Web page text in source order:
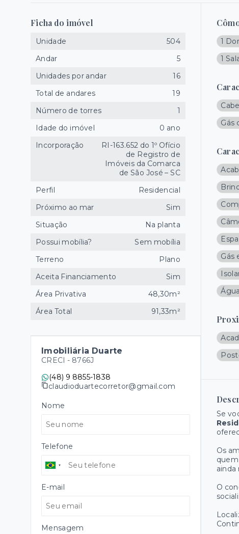
1
1
Gás
Gás
Se
Os
ainda
O
Ficha do imóvel
Unidade
504
Andar
5
Unidades por andar
16
Total de andares
19
Número de torres
1
Idade do imóvel
0 ano
Incorporação
RI-163.652 do 1º Ofício
de Registro de
Imóveis da Comarca
de São José – SC
Perfil
Residencial
Próximo ao mar
Sim
Situação
Na planta
Possui mobília?
Sem mobília
Terreno
Plano
Aceita Financiamento
Sim
Área Privativa
48,30m²
Área Total
91,33m²
Imobiliária Duarte
CRECI - 8766J
(48) 9 8855-1838
claudioduartecorretor@gmail.com
Nome
Telefone
E-mail
Mensagem